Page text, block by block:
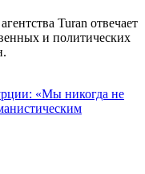
Turan отвечает
и политических